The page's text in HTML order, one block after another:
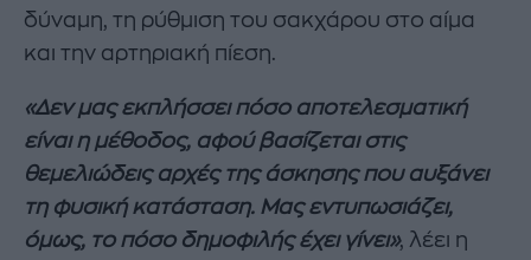
δύναμη, τη ρύθμιση του σακχάρου στο αίμα
και την αρτηριακή πίεση.
«Δεν μας εκπλήσσει πόσο αποτελεσματική
είναι η μέθοδος, αφού βασίζεται στις
θεμελιώδεις αρχές της άσκησης που αυξάνει
τη φυσική κατάσταση. Μας εντυπωσιάζει,
όμως, το πόσο δημοφιλής έχει γίνει», λέει η